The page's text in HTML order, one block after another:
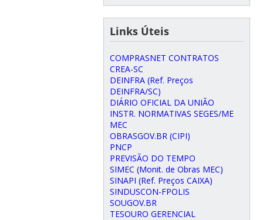
Links Úteis
COMPRASNET CONTRATOS
CREA-SC
DEINFRA (Ref. Preços
DEINFRA/SC)
DIÁRIO OFICIAL DA UNIÃO
INSTR. NORMATIVAS SEGES/ME
MEC
OBRASGOV.BR (CIPI)
PNCP
PREVISÃO DO TEMPO
SIMEC (Monit. de Obras MEC)
SINAPI (Ref. Preços CAIXA)
SINDUSCON-FPOLIS
SOUGOV.BR
TESOURO GERENCIAL